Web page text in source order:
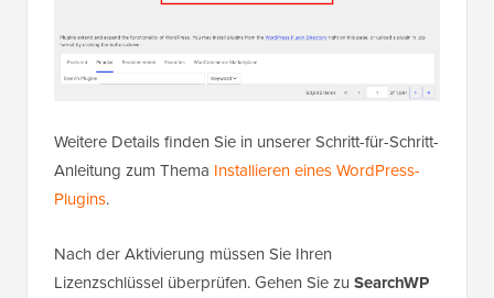
Weitere Details finden Sie in unserer Schritt-für-Schritt-
Anleitung zum Thema Installieren eines WordPress-
Plugins.
Nach der Aktivierung müssen Sie Ihren
Lizenzschlüssel überprüfen. Gehen Sie zu SearchWP